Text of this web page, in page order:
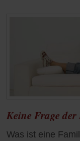
Keine Frage der
Was ist eine